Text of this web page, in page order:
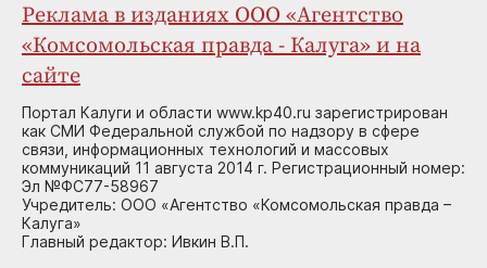
Реклама в изданиях ООО «Агентство
«Комсомольская правда - Калуга» и на
сайте
Портал Калуги и области www.kp40.ru зарегистрирован
как СМИ Федеральной службой по надзору в сфере
связи, информационных технологий и массовых
коммуникаций 11 августа 2014 г. Регистрационный номер:
Эл №ФС77-58967
Учредитель: ООО «Агентство «Комсомольская правда –
Калуга»
Главный редактор: Ивкин В.П.